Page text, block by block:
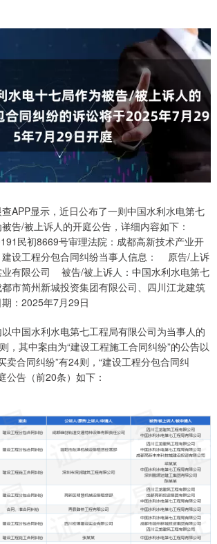
APP显示，近日公布了一则中国水利水电第七
告/被上诉人的开庭公告，详细内容如下：
民初8669号审理法院：成都高新技术产业开
建设工程分包合同纠纷当事人信息： 原告/上诉
业有限公司 被告/被上诉人：中国水利水电第七
市简州新城投资集团有限公司、四川江龙建筑
：2025年7月29日
中国水利水电第七工程局有限公司为当事人的
，其中案由为“建设工程施工合同纠纷”的公告以
卖合同纠纷”有24则，“建设工程分包合同纠
公告（前20条）如下：